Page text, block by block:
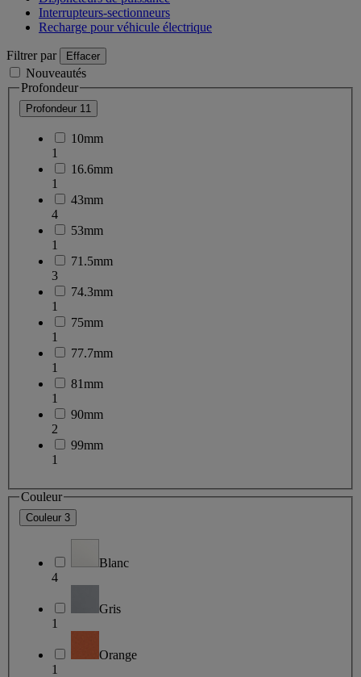
Interrupteurs-sectionneurs
Recharge pour véhicule électrique
Filtrer par Effacer
Nouveautés
Profondeur
Profondeur 11
10mm
1
16.6mm
1
43mm
4
53mm
1
71.5mm
3
74.3mm
1
75mm
1
77.7mm
1
81mm
1
90mm
2
99mm
1
Couleur
Couleur 3
Blanc
4
Gris
1
Orange
1